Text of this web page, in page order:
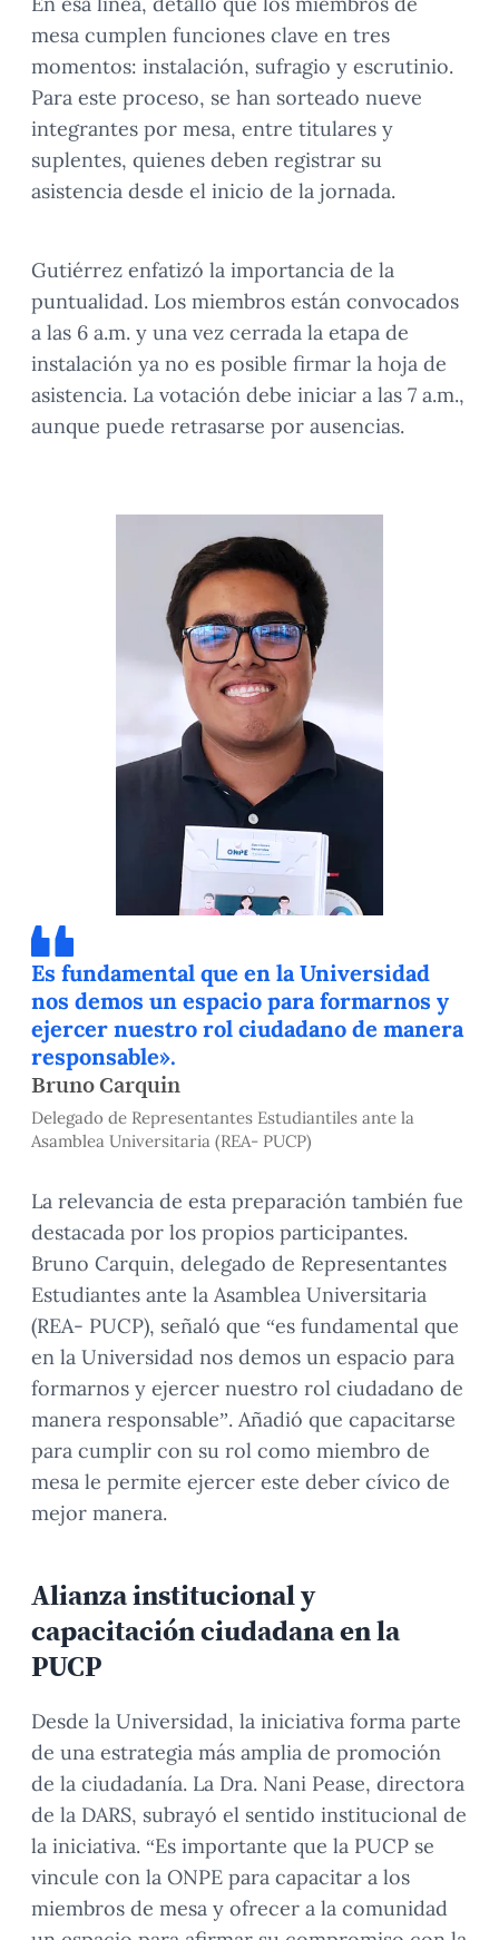
mesa cumplen funciones clave en tres
momentos: instalación, sufragio y escrutinio.
Para este proceso, se han sorteado nueve
integrantes por mesa, entre titulares y
suplentes, quienes deben registrar su
asistencia desde el inicio de la jornada.
Gutiérrez enfatizó la importancia de la
puntualidad. Los miembros están convocados
a las 6 a.m. y una vez cerrada la etapa de
instalación ya no es posible firmar la hoja de
asistencia. La votación debe iniciar a las 7 a.m.,
aunque puede retrasarse por ausencias.
Es fundamental que en la Universidad
nos demos un espacio para formarnos y
ejercer nuestro rol ciudadano de manera
responsable».
Bruno Carquin
Delegado de Representantes Estudiantiles ante la
Asamblea Universitaria (REA- PUCP)
La relevancia de esta preparación también fue
destacada por los propios participantes.
Bruno Carquin, delegado de Representantes
Estudiantes ante la Asamblea Universitaria
(REA- PUCP), señaló que “es fundamental que
en la Universidad nos demos un espacio para
formarnos y ejercer nuestro rol ciudadano de
manera responsable”. Añadió que capacitarse
para cumplir con su rol como miembro de
mesa le permite ejercer este deber cívico de
mejor manera.
Alianza institucional y
capacitación ciudadana en la
PUCP
Desde la Universidad, la iniciativa forma parte
de una estrategia más amplia de promoción
de la ciudadanía. La Dra. Nani Pease, directora
de la DARS, subrayó el sentido institucional de
la iniciativa. “Es importante que la PUCP se
vincule con la ONPE para capacitar a los
miembros de mesa y ofrecer a la comunidad